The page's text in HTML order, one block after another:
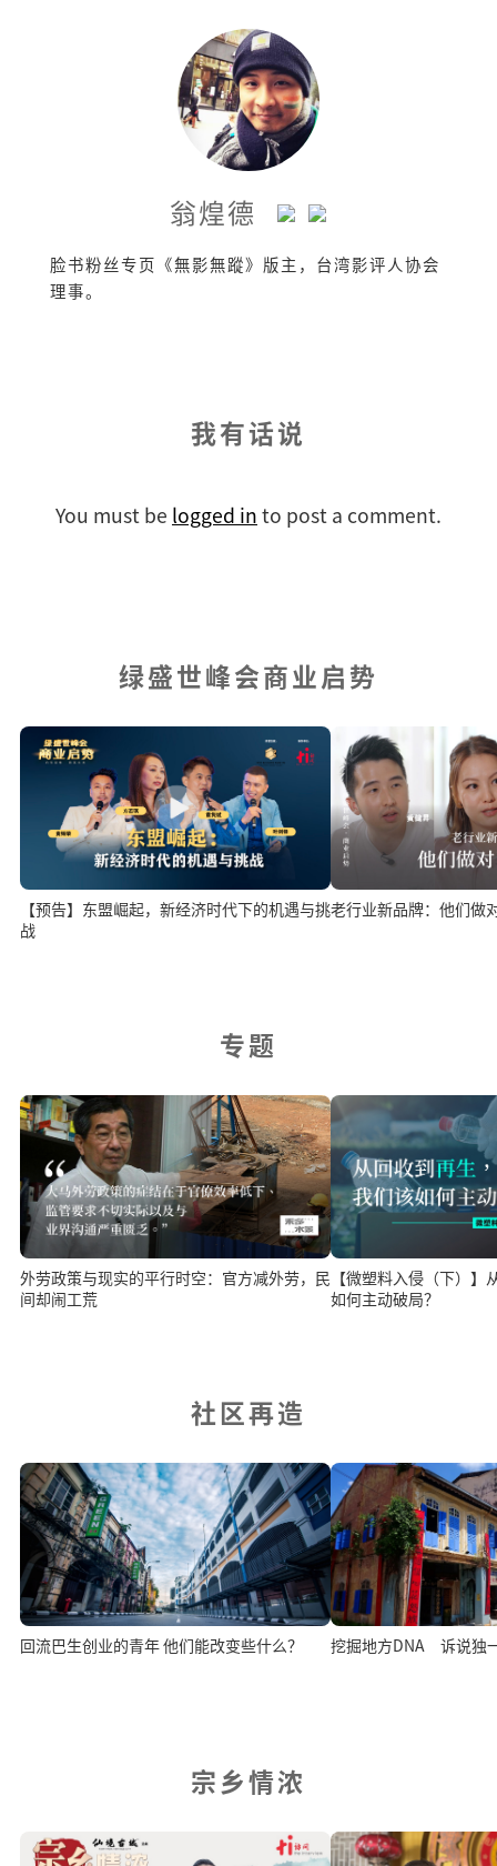
翁煌德
脸书粉丝专页《無影無蹤》版主，台湾影评人协会
理事。
我有话说
You must be logged in to post a comment.
绿盛世峰会商业启势
【预告】东盟崛起，新经济时代下的机遇与挑
战
老行业新品牌：他们做
专题
外劳政策与现实的平行时空：官方减外劳，民
间却闹工荒
【微塑料入侵（下）
如何主动破局？
社区再造
回流巴生创业的青年 他们能改变些什么？ 挖掘地方DNA 诉说独
宗乡情浓